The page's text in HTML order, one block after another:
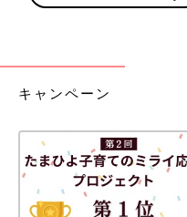
キャンペーン